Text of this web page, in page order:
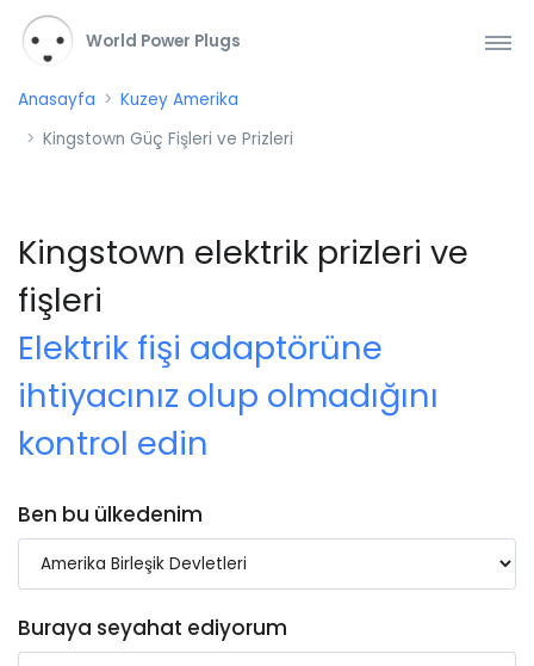
World Power Plugs
Anasayfa
Kuzey Amerika
Kingstown Güç Fişleri ve Prizleri
Kingstown elektrik prizleri ve
fişleri
Elektrik fişi adaptörüne
ihtiyacınız olup olmadığını
kontrol edin
Ben bu ülkedenim
Buraya seyahat ediyorum